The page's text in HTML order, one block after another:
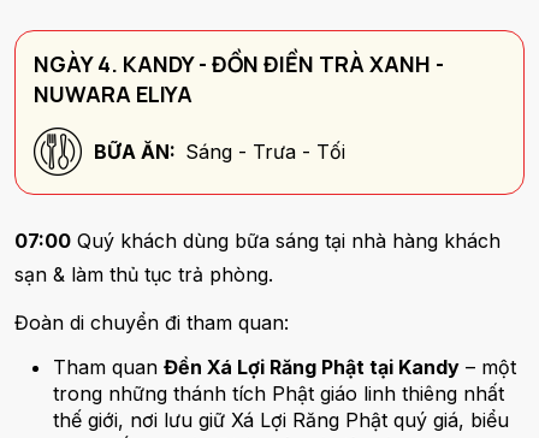
NGÀY 4. KANDY - ĐỒN ĐIỀN TRÀ XANH -
NUWARA ELIYA
BỮA ĂN: Sáng - Trưa - Tối
07:00 Quý khách dùng bữa sáng tại nhà hàng khách
sạn & làm thủ tục trả phòng.
Đoàn di chuyển đi tham quan:
Tham quan Đền Xá Lợi Răng Phật tại Kandy – một
trong những thánh tích Phật giáo linh thiêng nhất
thế giới, nơi lưu giữ Xá Lợi Răng Phật quý giá, biểu